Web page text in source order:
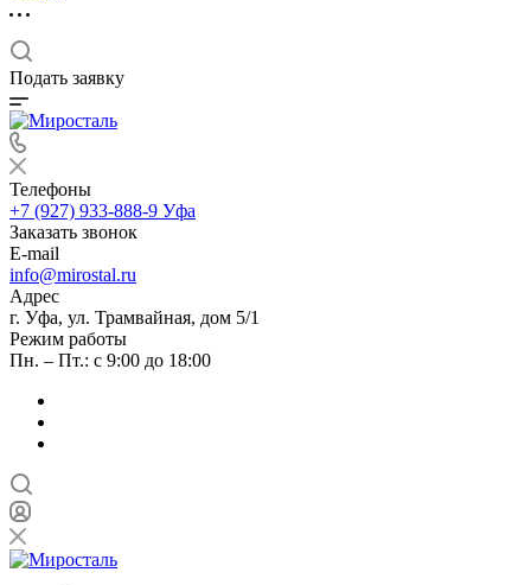
Подать заявку
Телефоны
+7 (927) 933-888-9 Уфа
Заказать звонок
E-mail
info@mirostal.ru
Адрес
г. Уфа, ул. Трамвайная, дом 5/1
Режим работы
Пн. – Пт.: с 9:00 до 18:00